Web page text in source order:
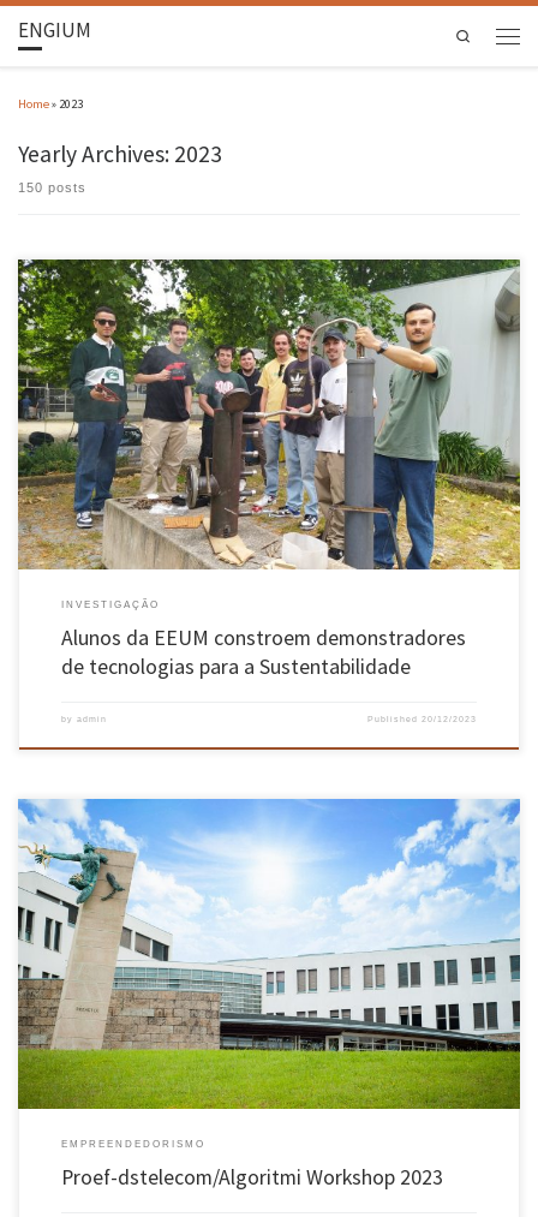
ENGIUM Search
Home» 2023
Yearly Archives: 2023
150 posts
Os alunos do primeiro ano do Mestrado em Engenharia Mecânica, Área de Especialização em
Tecnologias Energéticas e Ambientais construíram protótipos demonstradores de duas
tecnologias para a sustentabilidade na Unidade Curricular de Processos Termoquímicos.
Um dos demonstradores produz o chamado “hidrogénio verde” a partir da eletrólise da
água. O termo “verde” […]
INVESTIGAÇÃO
Alunos da EEUM constroem demonstradores
de tecnologias para a Sustentabilidade
by admin Published 20/12/2023
Realizou-se, no passado dia 14 de dezembro, o Proef-dstelecom/Algoritmi Workshop 2023,
no campus de Gualtar da UMinho, em Braga. A cátedra Proef-dstelecom/Algoritmi é
patrocinada por duas grandes empresas portuguesas: Grupo Proef e a dstelecom. Tem como
objetivo viabilizar projetos de ensino e investigação na área do “Futuro das Redes de […]
EMPREENDEDORISMO
Proef-dstelecom/Algoritmi Workshop 2023